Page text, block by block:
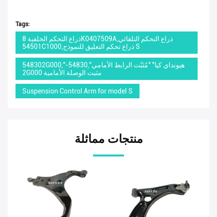
Tags:
ذراع التحكم الخلفية 8K0407509A,ذراع التحكم التلقائي
54501C1000,ذراع تحكم التعليق للنموذج S
548302G000,"هيونداي كيا" "مُثبّت الرابط الأمامي",54830-
2G000 مثبت الوصلة الأمامية
Suspension Control Arm for model S
منتجات مماثلة